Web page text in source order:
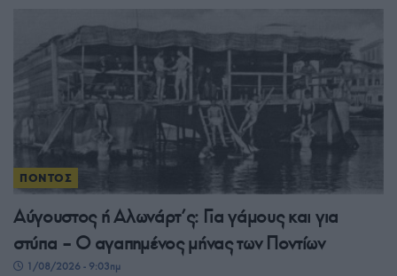
ΠΟΝΤΟΣ
Αύγουστος ή Αλωνάρτ’ς: Για γάμους και για
στύπα – Ο αγαπημένος μήνας των Ποντίων
1/08/2026 - 9:03πμ